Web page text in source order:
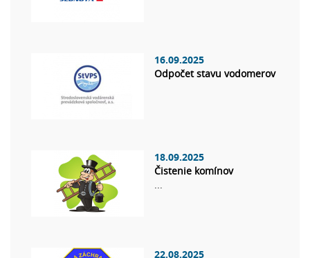
16.09.2025
Odpočet stavu vodomerov
18.09.2025
Čistenie komínov
...
22.08.2025